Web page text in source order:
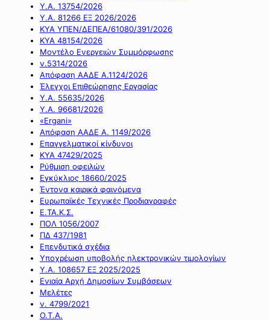
Υ.Α. 13754/2026
Υ.Α. 81266 ΕΞ 2026/2026
ΚΥΑ ΥΠΕΝ/ΔΕΠΕΑ/61080/391/2026
ΚΥΑ 48154/2026
Μοντέλο Ενεργειών Συμμόρφωσης
ν.5314/2026
Απόφαση ΑΑΔΕ Α.1124/2026
Έλεγχοι Επιθεώρησης Εργασίας
Υ.Α. 55635/2026
Υ.Α. 96681/2026
«Ergani»
Απόφαση ΑΑΔΕ Α. 1149/2026
Επαγγελματικοί κίνδυνοι
ΚΥΑ 47429/2025
Ρύθμιση οφειλών
Εγκύκλιος 18660/2025
Έντονα καιρικά φαινόμενα
Ευρωπαϊκές Τεχνικές Προδιαγραφές
Ε.ΤΑ.Κ.Σ.
ΠΟΛ 1056/2007
ΠΔ 437/1981
Επενδυτικά σχέδια
Υποχρέωση υποβολής ηλεκτρονικών τιμολογίων
Υ.Α. 108657 ΕΞ 2025/2025
Ενιαία Αρχή Δημοσίων Συμβάσεων
Μελέτες
ν. 4799/2021
Ο.Τ.Α.